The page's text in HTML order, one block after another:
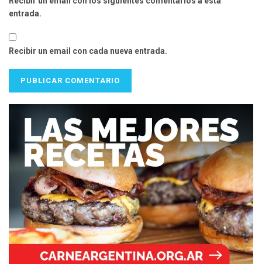
entrada.
Recibir un email con cada nueva entrada.